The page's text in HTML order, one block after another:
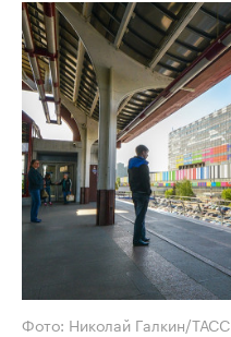
Фото: Николай Галкин/ТАСС